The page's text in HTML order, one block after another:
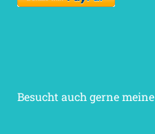
Besucht auch gerne meine